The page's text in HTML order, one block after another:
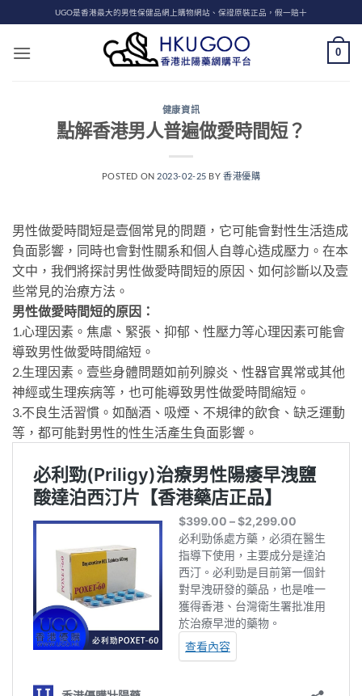
to
content
UGO是香港最大的男性保健品網上購物網站、保證原裝正品，假一賠十
0
健康資訊
點解香港男人普遍做愛時間短？
POSTED ON 2023-02-25 BY香港優購
男性做愛時間短是壹個常見的問題，它可能會對性生活造成
負面影響，同時也會對性關系和個人自尊心造成壓力。在本
文中，我們將探討男性做愛時間短的原因、如何診斷以及壹
些常見的治療方法。
男性做愛時間短的原因：
1.心理因素。焦慮、緊張、抑郁、性壓力等心理因素可能會
導致男性做愛時間縮短。
2.生理因素。壹些身體問題如前列腺炎、性器官異常或其他
神經或生理疾病等，也可能導致男性做愛時間縮短。
3.不良生活習慣。如酗酒、吸煙、不規律的飲食、缺乏運動
等，都可能對男性的性生活產生負面影響。